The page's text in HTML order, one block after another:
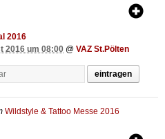
2016
2016 um 08:00 @ VAZ St.Pölten
eintragen
Wildstyle & Tattoo Messe 2016